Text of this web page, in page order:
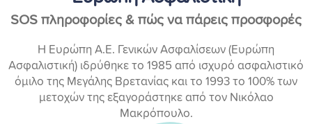
SOS πληροφορίες & πώς να πάρεις προσφορές
Η Ευρώπη Α.Ε. Γενικών Ασφαλίσεων (Ευρώπη
Ασφαλιστική) ιδρύθηκε το 1985 από ισχυρό ασφαλιστικό
όμιλο της Μεγάλης Βρετανίας και το 1993 το 100% των
μετοχών της εξαγοράστηκε από τον Νικόλαο
Μακρόπουλο.